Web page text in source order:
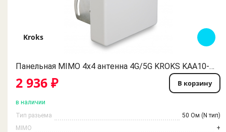
Kroks
Панельная MIMO 4x4 антенна 4G/5G KROKS KAA10-1700/4200 (4*N разъемы)
2 936 ₽ В корзину
в наличии
Тип разьема
50 Ом (N тип)
MIMO
+